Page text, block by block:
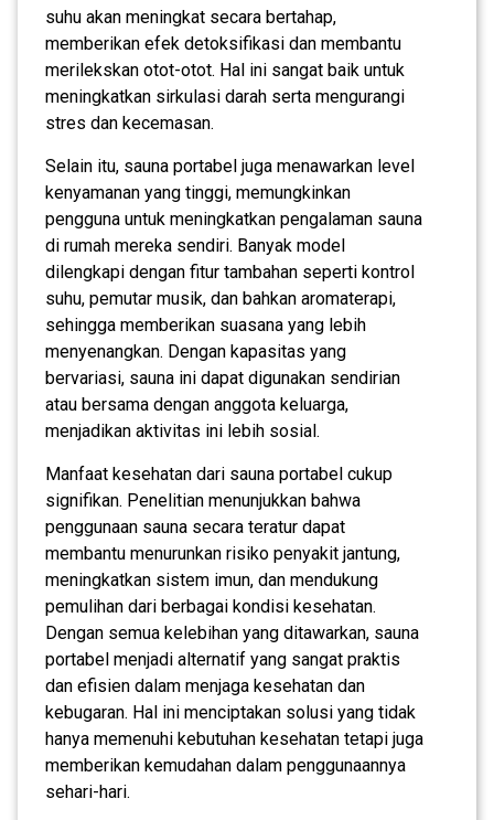
suhu akan meningkat secara bertahap,
memberikan efek detoksifikasi dan membantu
merilekskan otot-otot. Hal ini sangat baik untuk
meningkatkan sirkulasi darah serta mengurangi
stres dan kecemasan.
Selain itu, sauna portabel juga menawarkan level
kenyamanan yang tinggi, memungkinkan
pengguna untuk meningkatkan pengalaman sauna
di rumah mereka sendiri. Banyak model
dilengkapi dengan fitur tambahan seperti kontrol
suhu, pemutar musik, dan bahkan aromaterapi,
sehingga memberikan suasana yang lebih
menyenangkan. Dengan kapasitas yang
bervariasi, sauna ini dapat digunakan sendirian
atau bersama dengan anggota keluarga,
menjadikan aktivitas ini lebih sosial.
Manfaat kesehatan dari sauna portabel cukup
signifikan. Penelitian menunjukkan bahwa
penggunaan sauna secara teratur dapat
membantu menurunkan risiko penyakit jantung,
meningkatkan sistem imun, dan mendukung
pemulihan dari berbagai kondisi kesehatan.
Dengan semua kelebihan yang ditawarkan, sauna
portabel menjadi alternatif yang sangat praktis
dan efisien dalam menjaga kesehatan dan
kebugaran. Hal ini menciptakan solusi yang tidak
hanya memenuhi kebutuhan kesehatan tetapi juga
memberikan kemudahan dalam penggunaannya
sehari-hari.